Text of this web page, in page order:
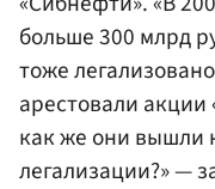
больше 300 млрд
тоже
арестовали акции
как же они вышли
легализации?» —